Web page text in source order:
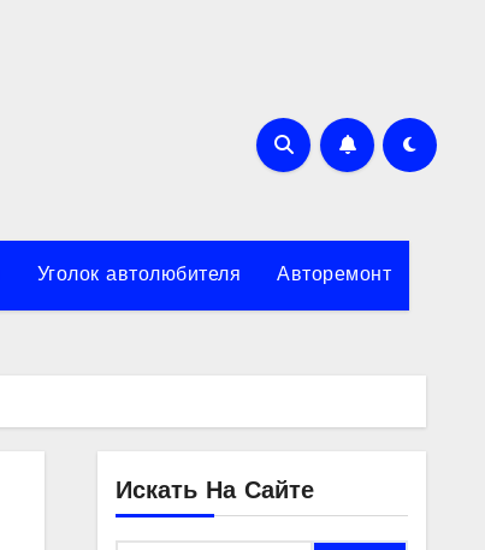
Уголок автолюбителя Авторемонт
Искать На Сайте